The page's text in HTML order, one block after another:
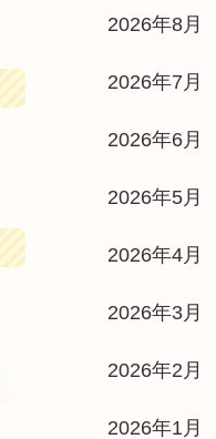
2026年8月
2026年7月
2026年6月
2026年5月
2026年4月
2026年3月
2026年2月
2026年1月